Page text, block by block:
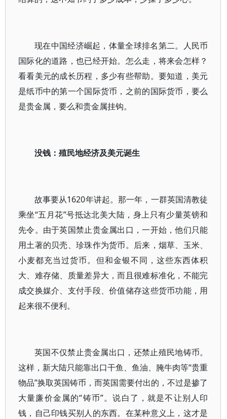
现在中国经济崛起，体量全球排名第二。人民币
国际化的道路，也已经开始。怎么走，将来会怎样？
看看美元的成长历程，多少有些帮助。要知道，美元
是纸币中的第一个国际货币，之前的国际货币，要么
是贵金属，要么和贵金属挂钩。
没钱：殖民地经济及美元诞生
故事要从1620年讲起。那一年，一群英国清教徒
乘坐“五月花”号抵达北美大陆，身上只有少量英镑和
先令。由于英国禁止贵金属出口，一开始，他们只能
用土著的贝壳、珍珠作为货币。后来，烟草、玉米、
小麦都充当过货币。但和金银不同，这些东西体积
大、难存储、质量差异大，而且很难标准化，不能完
成交换媒介、支付手段、价值储存这些货币功能，用
起来很不便利。
英国不仅禁止贵金属出口，还禁止殖民地铸币。
这样，新大陆只能靠出口干鱼、鱼油、腌牛肉等“贵重
物品”换取英国铸币，而英国需要付出的，不过是掺了
大量廉价金属的“铸币”。说白了，就是不让别人印
钱，自己印钱买别人的东西。在某种意义上，这才是